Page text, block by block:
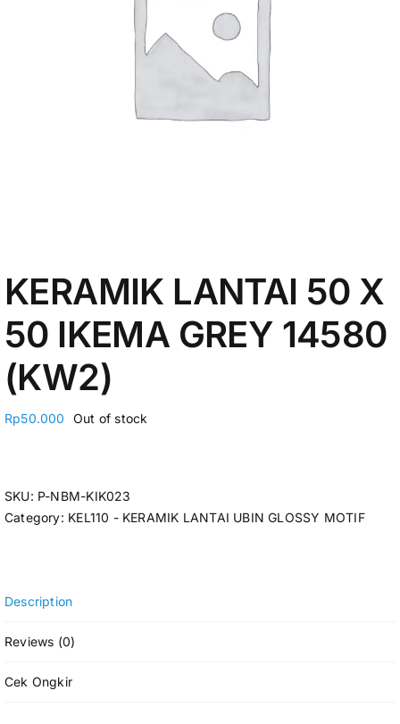
KERAMIK LANTAI 50 X
50 IKEMA GREY 14580
(KW2)
Rp50.000 Out of stock
SKU: P-NBM-KIK023
Category: KEL110 - KERAMIK LANTAI UBIN GLOSSY MOTIF
Description
Reviews (0)
Cek Ongkir